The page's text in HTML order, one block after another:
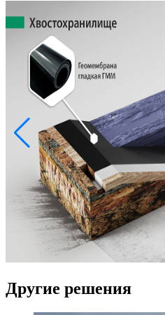
Другие решения